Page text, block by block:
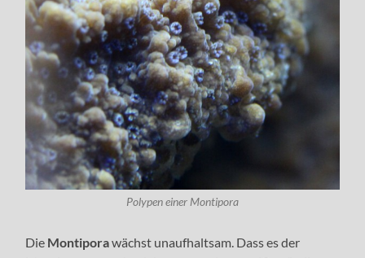
Polypen einer Montipora
Die Montiporawächst unaufhaltsam. Dass es der